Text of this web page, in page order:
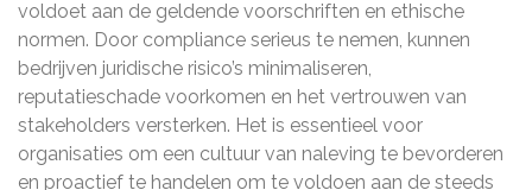
voldoet aan de geldende voorschriften en ethische
normen. Door compliance serieus te nemen, kunnen
bedrijven juridische risico’s minimaliseren,
reputatieschade voorkomen en het vertrouwen van
stakeholders versterken. Het is essentieel voor
organisaties om een cultuur van naleving te bevorderen
en proactief te handelen om te voldoen aan de steeds